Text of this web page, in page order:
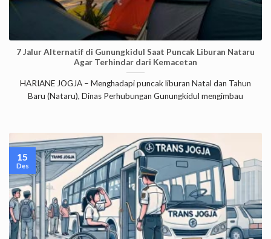
7 Jalur Alternatif di Gunungkidul Saat Puncak Liburan Nataru
Agar Terhindar dari Kemacetan
HARIANE JOGJA – Menghadapi puncak liburan Natal dan Tahun
Baru (Nataru), Dinas Perhubungan Gunungkidul mengimbau
15
Des